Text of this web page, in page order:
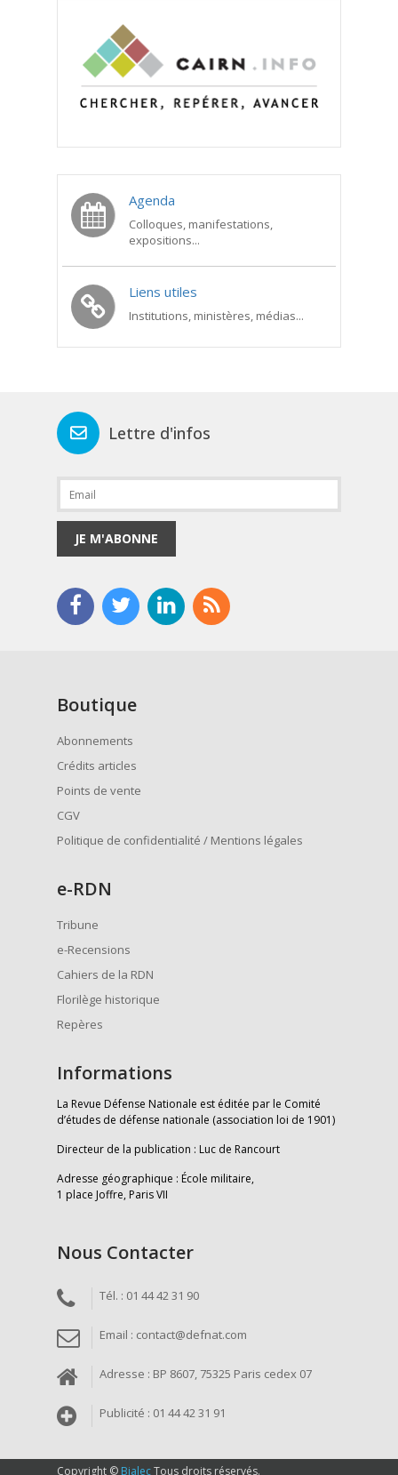
Agenda
Colloques, manifestations,
expositions...
Liens utiles
Institutions, ministères, médias...
Lettre d'infos
JE M'ABONNE
Boutique
Abonnements
Crédits articles
Points de vente
CGV
Politique de confidentialité / Mentions légales
e-RDN
Tribune
e-Recensions
Cahiers de la RDN
Florilège historique
Repères
Informations
La Revue Défense Nationale est éditée par le Comité
d’études de défense nationale (association loi de 1901)
Directeur de la publication : Luc de Rancourt
Adresse géographique : École militaire,
1 place Joffre, Paris VII
Nous Contacter
Tél. : 01 44 42 31 90
Email : contact@defnat.com
Adresse : BP 8607, 75325 Paris cedex 07
Publicité : 01 44 42 31 91
Copyright © BialecTous droits réservés.